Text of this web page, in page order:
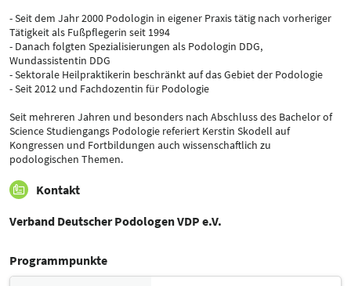
- Seit dem Jahr 2000 Podologin in eigener Praxis tätig nach vorheriger
Tätigkeit als Fußpflegerin seit 1994
- Danach folgten Spezialisierungen als Podologin DDG,
Wundassistentin DDG
- Sektorale Heilpraktikerin beschränkt auf das Gebiet der Podologie
- Seit 2012 und Fachdozentin für Podologie
Seit mehreren Jahren und besonders nach Abschluss des Bachelor of
Science Studiengangs Podologie referiert Kerstin Skodell auf
Kongressen und Fortbildungen auch wissenschaftlich zu
podologischen Themen.
Kontakt
Verband Deutscher Podologen VDP e.V.
Programmpunkte